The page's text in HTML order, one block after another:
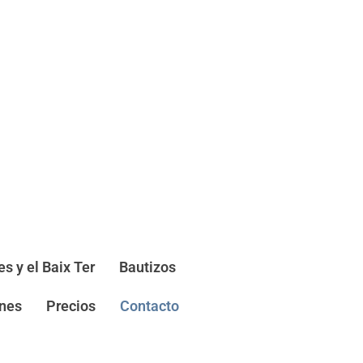
y el Baix Ter Bautizos
Precios Contacto